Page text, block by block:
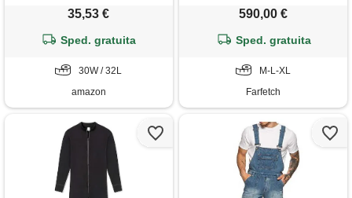
da lavoro alla moda casual
scuro, 30w / 32l
35,53 €
Sped. gratuita
30W / 32L
amazon
590,00 €
Sped. gratuita
M-L-XL
Farfetch